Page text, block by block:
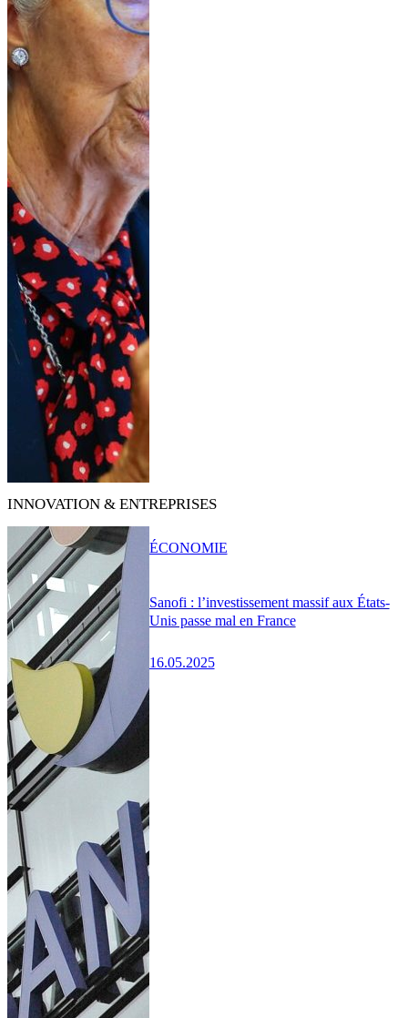
INNOVATION & ENTREPRISES
Sanofi : l’investissement massif aux États-
Unis passe mal en France
16.05.2025
ÉCONOMIE